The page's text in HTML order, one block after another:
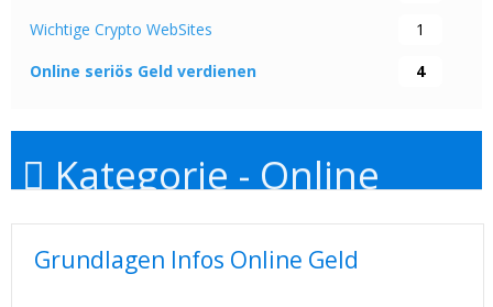
Wichtige Crypto WebSites 1
Online seriös Geld verdienen 4
Kategorie - Online
seriös Geld verdienen
Grundlagen Infos Online Geld